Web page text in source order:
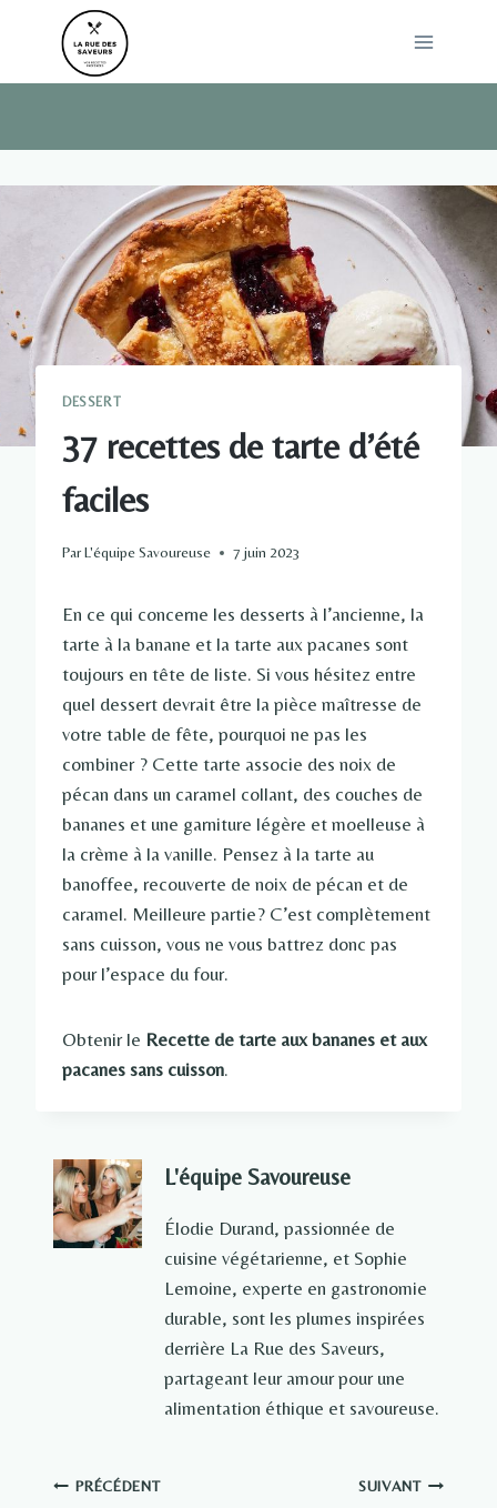
DESSERT
37 recettes de tarte d’été
faciles
ParL'équipe Savoureuse 7 juin 2023
En ce qui concerne les desserts à l’ancienne, la
tarte à la banane et la tarte aux pacanes sont
toujours en tête de liste. Si vous hésitez entre
quel dessert devrait être la pièce maîtresse de
votre table de fête, pourquoi ne pas les
combiner ? Cette tarte associe des noix de
pécan dans un caramel collant, des couches de
bananes et une garniture légère et moelleuse à
la crème à la vanille. Pensez à la tarte au
banoffee, recouverte de noix de pécan et de
caramel. Meilleure partie? C’est complètement
sans cuisson, vous ne vous battrez donc pas
pour l’espace du four.
Obtenir le Recette de tarte aux bananes et aux
pacanes sans cuisson.
L'équipe Savoureuse
Élodie Durand, passionnée de
cuisine végétarienne, et Sophie
Lemoine, experte en gastronomie
durable, sont les plumes inspirées
derrière La Rue des Saveurs,
partageant leur amour pour une
alimentation éthique et savoureuse.
Navigation
PRÉCÉDENT SUIVANT